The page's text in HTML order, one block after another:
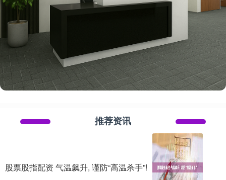
推荐资讯
股票股指配资 气温飙升, 谨防“高温杀手”!